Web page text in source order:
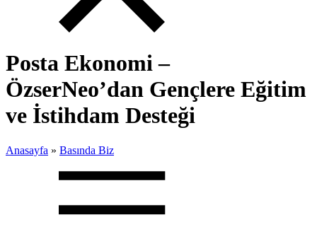
Posta Ekonomi –
ÖzserNeo’dan Gençlere Eğitim
ve İstihdam Desteği
Anasayfa » Basında Biz